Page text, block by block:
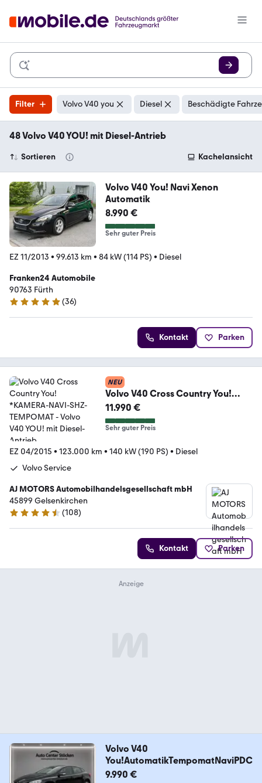
Filter Volvo V40 you Diesel Beschädigte
48 Volvo V40 YOU! mit Diesel-Antrieb
Sortieren Kachelansicht
Volvo V40 You! Navi Xenon
Automatik
8.990 €
Sehr guter Preis
EZ 11/2013 • 99.613 km • 84 kW (114 PS) • Diesel
Franken24 Automobile
90763 Fürth
4.8 Sterne
(36)
Kontakt Parken
NEU
Volvo V40 Cross Country You!
*KAMERA-NAVI-SHZ-TEMPOMAT
11.990 €
Sehr guter Preis
EZ 04/2015 • 123.000 km • 140 kW (190 PS) • Diesel
Volvo Service
AJ MOTORS Automobilhandelsgesellschaft mbH
45899 Gelsenkirchen
4.7 Sterne
(108)
Kontakt Parken
Volvo V40
You!AutomatikTempomatNaviPDC
9.990 €